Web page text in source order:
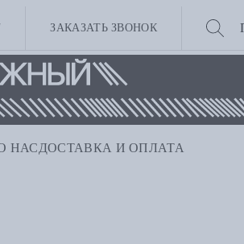
ЗАКАЗАТЬ ЗВОНОК
НАС ДОСТАВКА И ОПЛАТА